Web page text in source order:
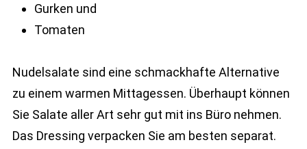
Gurken und
Tomaten
Nudelsalate sind eine schmackhafte Alternative
zu einem warmen Mittagessen. Überhaupt können
Sie Salate aller Art sehr gut mit ins Büro nehmen.
Das Dressing verpacken Sie am besten separat.